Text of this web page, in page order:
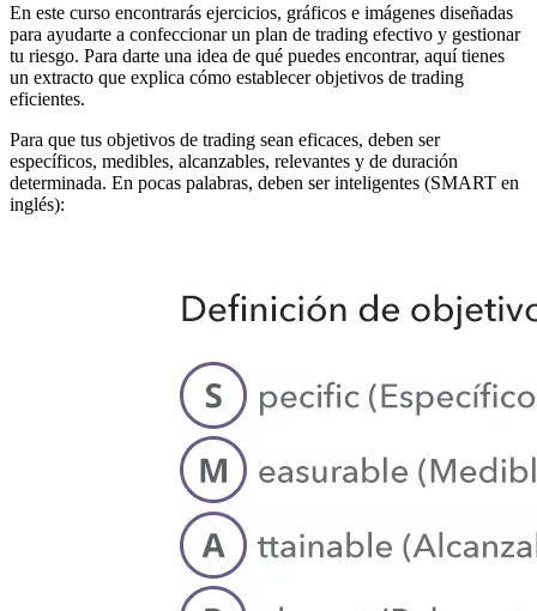
En este curso encontrarás ejercicios, gráficos e imágenes diseñadas
para ayudarte a confeccionar un plan de trading efectivo y gestionar
tu riesgo. Para darte una idea de qué puedes encontrar, aquí tienes
un extracto que explica cómo establecer objetivos de trading
eficientes.
Para que tus objetivos de trading sean eficaces, deben ser
específicos, medibles, alcanzables, relevantes y de duración
determinada. En pocas palabras, deben ser inteligentes (SMART en
inglés):